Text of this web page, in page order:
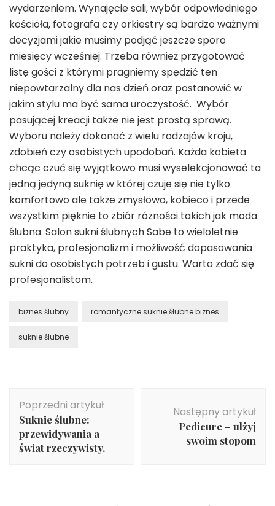
wydarzeniem. Wynajęcie sali, wybór odpowiedniego
kościoła, fotografa czy orkiestry są bardzo ważnymi
decyzjami jakie musimy podjąć jeszcze sporo
miesięcy wcześniej. Trzeba również przygotować
listę gości z którymi pragniemy spędzić ten
niepowtarzalny dla nas dzień oraz postanowić w
jakim stylu ma być sama uroczystość. Wybór
pasującej kreacji także nie jest prostą sprawą.
Wyboru należy dokonać z wielu rodzajów kroju,
zdobień czy osobistych upodobań. Każda kobieta
chcąc czuć się wyjątkowo musi wyselekcjonować ta
jedną jedyną suknię w której czuje się nie tylko
komfortowo ale także zmysłowo, kobieco i przede
wszystkim pięknie to zbiór rózności takich jak moda
ślubna. Salon sukni ślubnych Sabe to wieloletnie
praktyka, profesjonalizm i możliwość dopasowania
sukni do osobistych potrzeb i gustu. Warto zdać się
profesjonalistom.
biznes ślubny romantyczne suknie śłubne biznes
suknie ślubne
wpisu
Poprzedni artykuł
Suknie ślubne:
przewidywania a
świat rzeczywisty.
Następny artykuł
Pedicure – ulżyj
swoim stopom